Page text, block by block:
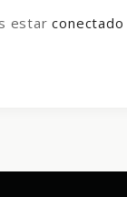
estarconectado